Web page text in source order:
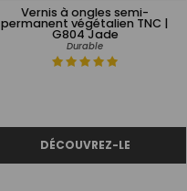
Vernis à ongles semi-
permanent végétalien TNC |
G804 Jade
Durable